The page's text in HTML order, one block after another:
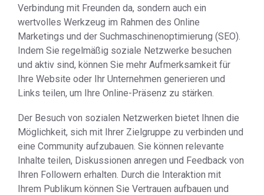
Verbindung mit Freunden da, sondern auch ein
wertvolles Werkzeug im Rahmen des Online
Marketings und der Suchmaschinenoptimierung (SEO).
Indem Sie regelmäßig soziale Netzwerke besuchen
und aktiv sind, können Sie mehr Aufmerksamkeit für
Ihre Website oder Ihr Unternehmen generieren und
Links teilen, um Ihre Online-Präsenz zu stärken.
Der Besuch von sozialen Netzwerken bietet Ihnen die
Möglichkeit, sich mit Ihrer Zielgruppe zu verbinden und
eine Community aufzubauen. Sie können relevante
Inhalte teilen, Diskussionen anregen und Feedback von
Ihren Followern erhalten. Durch die Interaktion mit
Ihrem Publikum können Sie Vertrauen aufbauen und